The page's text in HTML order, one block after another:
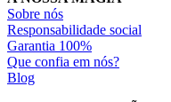
Sobre nós
Responsabilidade social
Garantia 100%
Que confia em nós?
Blog